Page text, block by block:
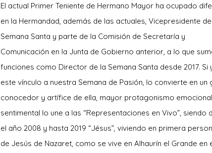
El actual Primer Teniente de Hermano Mayor ha ocupado
en la Hermandad, además de las actuales, Vicepresidente de
Semana Santa y parte de la Comisión de Secretaría y
Comunicación en la Junta de Gobierno anterior, a lo que
funciones como Director de la Semana Santa desde 2017. Si
este vínculo a nuestra Semana de Pasión, lo convierte en un
conocedor y artífice de ella, mayor protagonismo
sentimental lo une a las “Representaciones en Vivo”, siendo
el año 2008 y hasta 2019 “Jésus”, viviendo en primera
de Jesús de Nazaret, como se vive en Alhaurín el Grande en